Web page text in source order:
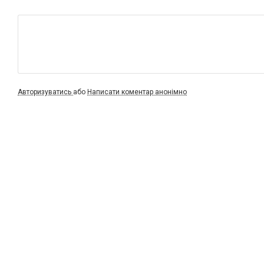
Авторизуватись або Написати коментар анонімно